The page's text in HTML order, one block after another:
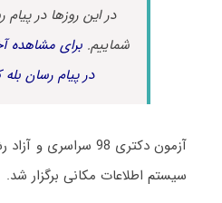
در این روزها در پیام
شماییم.برای مشاهده
در پیام رسان
آزمون دکتری 98
سیستم اطلاعات مکانی برگزار شد.